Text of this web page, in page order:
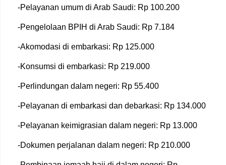
-Pelayanan umum di Arab Saudi: Rp 100.200
-Pengelolaan BPIH di Arab Saudi: Rp 7.184
-Akomodasi di embarkasi: Rp 125.000
-Konsumsi di embarkasi: Rp 219.000
-Perlindungan dalam negeri: Rp 55.400
-Pelayanan di embarkasi dan debarkasi: Rp 134.000
-Pelayanan keimigrasian dalam negeri: Rp 13.000
-Dokumen perjalanan dalam negeri: Rp 210.000